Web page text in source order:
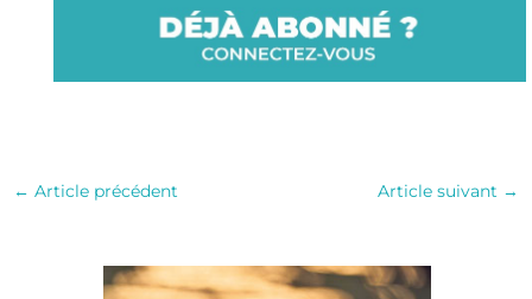
← Article précédent Article suivant →